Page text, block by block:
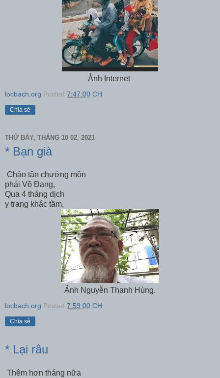
Ảnh Internet
locbach.org Posted 7:47:00 CH
Chia sẻ
THỨ BẢY, THÁNG 10 02, 2021
* Bạn già
Chào tân chưởng môn
phái Võ Đang,
Qua 4 tháng dịch
y trang khác tầm,
Ảnh Nguyễn Thanh Hùng.
locbach.org Posted 7:59:00 CH
Chia sẻ
* Lại râu
Thêm hơn tháng nữa